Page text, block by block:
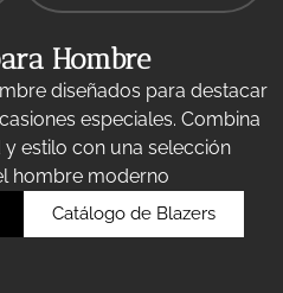
Hombre
diseñados para destacar
especiales. Combina
estilo con una selección
hombre moderno
Catálogo de Blazers